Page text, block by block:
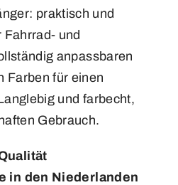
praktisch und
und
anpassbaren
Farben für einen
und farbecht,
Gebrauch.
in den Niederlanden